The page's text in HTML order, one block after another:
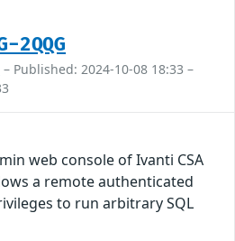
2QQG
– Published: 2024-10-08 18:33 –
web console of Ivanti CSA
a remote authenticated
to run arbitrary SQL